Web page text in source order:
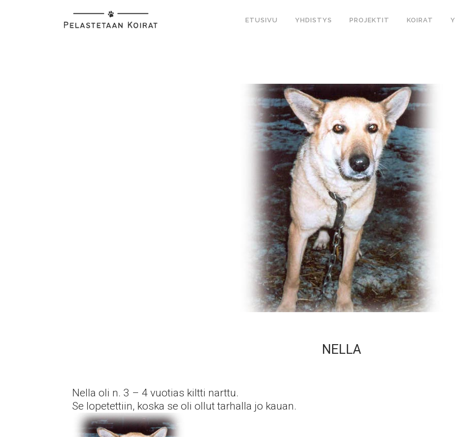
ETUSIVU YHDISTYS PROJEKTIT KOIRAT
NELLA
Nella oli n. 3 – 4 vuotias kiltti narttu.
Se lopetettiin, koska se oli ollut tarhalla jo kauan.